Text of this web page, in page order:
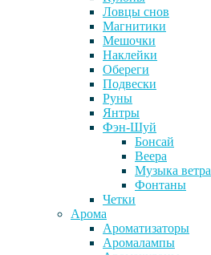
Ловцы снов
Магнитики
Мешочки
Наклейки
Обереги
Подвески
Руны
Янтры
Фэн-Шуй
Бонсай
Веера
Музыка ветра
Фонтаны
Четки
Арома
Ароматизаторы
Аромалампы